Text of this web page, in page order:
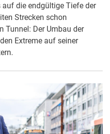
die endgültige Tiefe der
Strecken schon
Tunnel: Der Umbau der
Extreme auf seiner